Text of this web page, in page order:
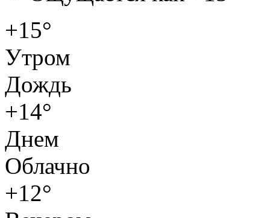
+15°
Утром
Дождь
+14°
Днем
Облачно
+12°